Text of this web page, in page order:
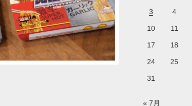
3 4
10 11
17 18
24 25
31
« 7月